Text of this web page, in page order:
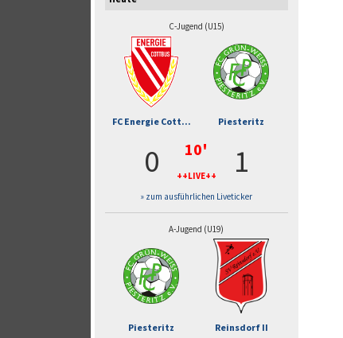
C-Jugend (U15)
FC Energie Cott... Piesteritz
0 10'
++LIVE++ 1
» zum ausführlichen Liveticker
A-Jugend (U19)
Piesteritz Reinsdorf II